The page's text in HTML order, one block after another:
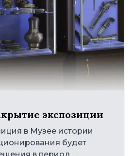
экспозиции
в Музее истории
будет